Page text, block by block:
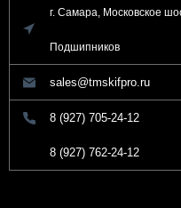
г. Самара, Московское
Подшипников
sales@tmskifpro.ru
8 (927) 705-24-12
8 (927) 762-24-12